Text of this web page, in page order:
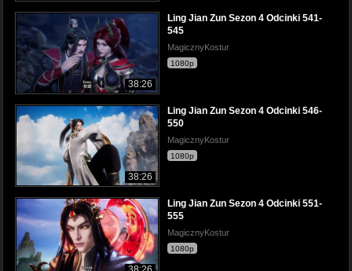
38:26
Ling Jian Zun Sezon 4 Odcinki 541-
545
MagicznyKostur
1080p
38:26
Ling Jian Zun Sezon 4 Odcinki 546-
550
MagicznyKostur
1080p
Ling Jian Zun Sezon 4 Odcinki 551-
555
MagicznyKostur
1080p